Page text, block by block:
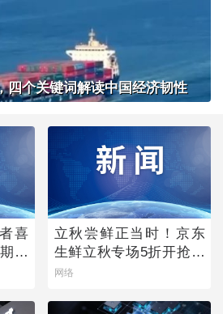
四个关键词解读中国经济韧性
喜
一
立秋尝鲜正当时！京东
生鲜立秋专场5折开抢，
承包你的秋日餐桌
网络